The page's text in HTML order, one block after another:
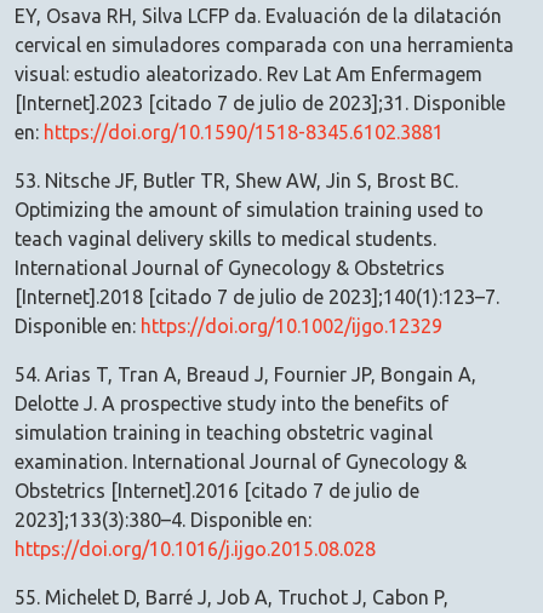
EY, Osava RH, Silva LCFP da. Evaluación de la dilatación
cervical en simuladores comparada con una herramienta
visual: estudio aleatorizado. Rev Lat Am Enfermagem
[Internet].2023 [citado 7 de julio de 2023];31. Disponible
en: https://doi.org/10.1590/1518-8345.6102.3881
53. Nitsche JF, Butler TR, Shew AW, Jin S, Brost BC.
Optimizing the amount of simulation training used to
teach vaginal delivery skills to medical students.
International Journal of Gynecology & Obstetrics
[Internet].2018 [citado 7 de julio de 2023];140(1):123–7.
Disponible en: https://doi.org/10.1002/ijgo.12329
54. Arias T, Tran A, Breaud J, Fournier JP, Bongain A,
Delotte J. A prospective study into the benefits of
simulation training in teaching obstetric vaginal
examination. International Journal of Gynecology &
Obstetrics [Internet].2016 [citado 7 de julio de
2023];133(3):380–4. Disponible en:
https://doi.org/10.1016/j.ijgo.2015.08.028
55. Michelet D, Barré J, Job A, Truchot J, Cabon P,